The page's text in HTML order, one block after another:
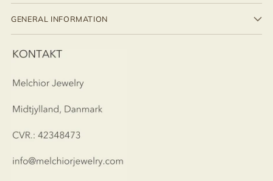
GENERAL INFORMATION